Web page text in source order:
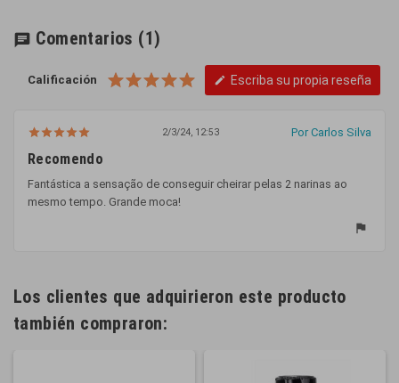
chat Comentarios (1)
Calificación edit Escriba su propia reseña
2/3/24, 12:53 Por Carlos Silva
Recomendo
Fantástica a sensação de conseguir cheirar pelas 2 narinas ao
mesmo tempo. Grande moca!
flag
Los clientes que adquirieron este producto
también compraron: